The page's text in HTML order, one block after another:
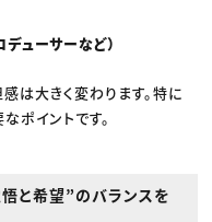
ューサーなど）
は大きく変わります。特に
ポイントです。
と希望”のバランスを